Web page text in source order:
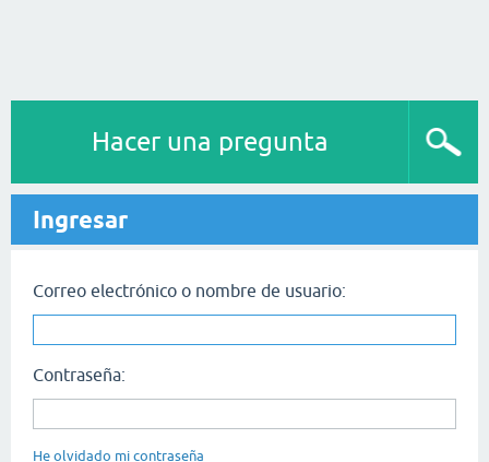
Hacer una pregunta
Ingresar
Correo electrónico o nombre de usuario:
Contraseña:
He olvidado mi contraseña